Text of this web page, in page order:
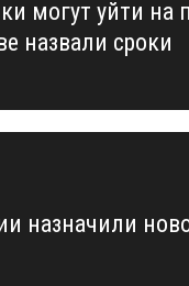
могут уйти на
назвали сроки
назначили